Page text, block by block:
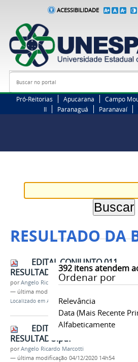
ACESSIBILIDADE
Busca
Pró-Reitorias Apucarana Campo
II
Paranaguá Paranavaí
RESULTADO DA
392itens atendem
Ordenar por
Relevância
Data (mais Recente
Alfabeticamente
EDITAL CONJUNTO 011
RESULTADO.pdf
porAngelo Ricardo Marcotti
— última modificação
Localizado em Assuntos Estudantis
EDITAL CONJUNTO 013
RESULTADO.pdf
porAngelo Ricardo Marcotti
— última modificação 04/12/2020 14h54